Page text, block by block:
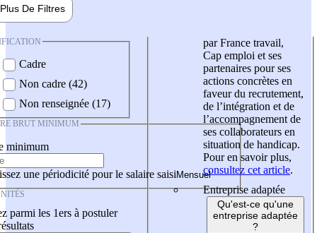
Plus De Filtres
Cadre
Non cadre (42)
Non renseignée (17)
BRUT MINIMUM
minimum
une périodicité pour le salaire saisi
parmi les 1ers à postuler
par France travail,
Cap emploi et ses
partenaires pour ses
actions concrètes en
faveur du recrutement,
de l’intégration et de
l’accompagnement de
ses collaborateurs en
situation de handicap.
Pour en savoir plus,
consultez cet article.
Entreprise adaptée
Qu'est-ce qu'une
entreprise adaptée
?